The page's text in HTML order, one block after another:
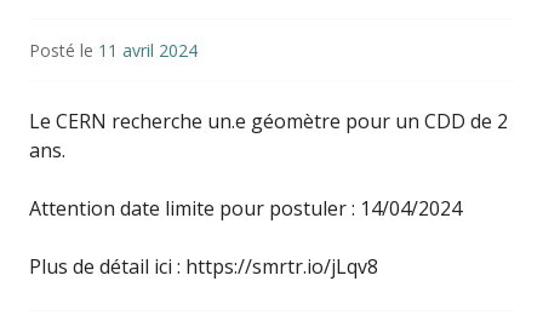
Posté le 11 avril 2024
Le CERN recherche un.e géomètre pour un CDD de 2
ans.
Attention date limite pour postuler : 14/04/2024
Plus de détail ici : https://smrtr.io/jLqv8